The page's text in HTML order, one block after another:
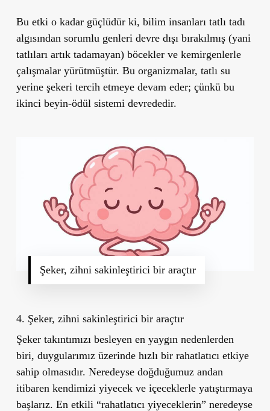
Bu etki o kadar güçlüdür ki, bilim insanları tatlı tadı
algısından sorumlu genleri devre dışı bırakılmış (yani
tatlıları artık tadamayan) böcekler ve kemirgenlerle
çalışmalar yürütmüştür. Bu organizmalar, tatlı su
yerine şekeri tercih etmeye devam eder; çünkü bu
ikinci beyin-ödül sistemi devrededir.
Şeker, zihni sakinleştirici bir araçtır
4. Şeker, zihni sakinleştirici bir araçtır
Şeker takıntımızı besleyen en yaygın nedenlerden
biri, duygularımız üzerinde hızlı bir rahatlatıcı etkiye
sahip olmasıdır. Neredeyse doğduğumuz andan
itibaren kendimizi yiyecek ve içeceklerle yatıştırmaya
başlarız. En etkili “rahatlatıcı yiyeceklerin” neredeyse